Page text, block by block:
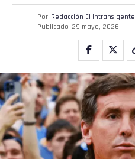
Por Redacción El intransigente
Publicado 29 mayo, 2026
Whatsapp
Email